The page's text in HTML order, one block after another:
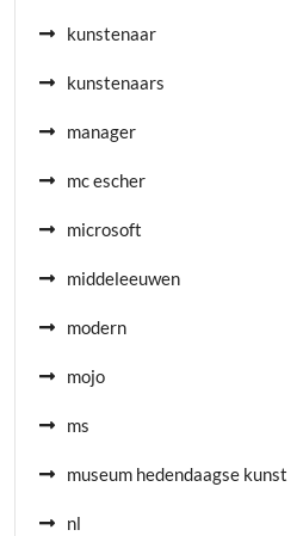
kunstenaar
kunstenaars
manager
mc escher
microsoft
middeleeuwen
modern
mojo
ms
museum hedendaagse kunst
nl